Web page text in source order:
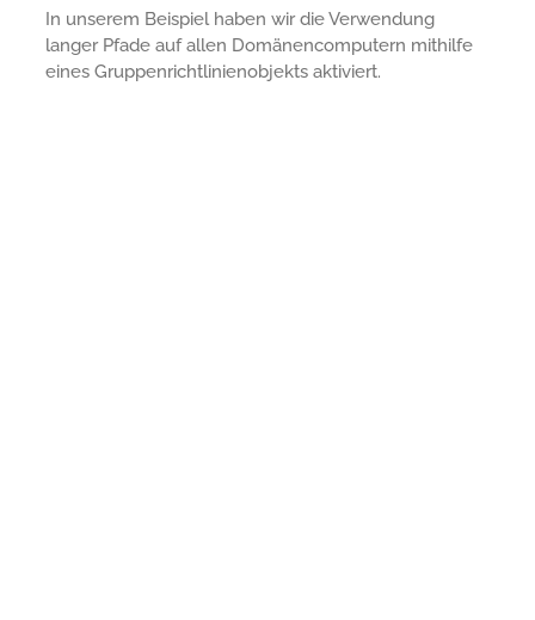
In unserem Beispiel haben wir die Verwendung
langer Pfade auf allen Domänencomputern mithilfe
eines Gruppenrichtlinienobjekts aktiviert.